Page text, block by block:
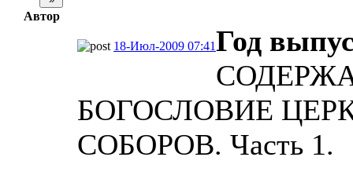
Автор
18-Июл-2009 07:41Год
БОГОСЛОВИЕ
СОБОРОВ. Часть 1.